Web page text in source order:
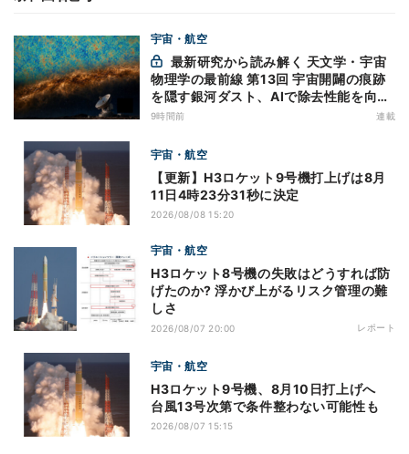
宇宙・航空
物理学の最前線 第13回 宇宙開闢の痕跡
を隠す銀河ダスト、AIで除去性能を向上
- CMBのBモード探索に新手法
9時間前 連載
宇宙・航空
【更新】H3ロケット9号機打上げは8月
11日4時23分31秒に決定
2026/08/08 15:20
宇宙・航空
H3ロケット8号機の失敗はどうすれば防
げたのか? 浮かび上がるリスク管理の難
しさ
2026/08/07 20:00 レポート
宇宙・航空
H3ロケット9号機、8月10日打上げへ
台風13号次第で条件整わない可能性も
2026/08/07 15:15